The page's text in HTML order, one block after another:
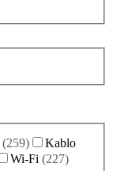
(259)
Kablo
Wi-Fi (227)